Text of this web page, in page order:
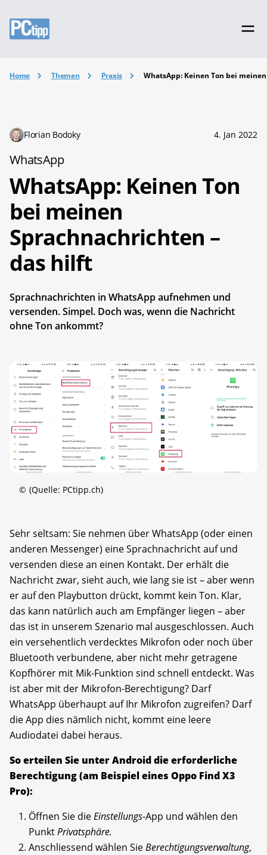
Home Themen Praxis WhatsApp: Keinen Ton bei
Florian Bodoky 4. Jan 2022
WhatsApp
WhatsApp: Keinen Ton
bei meinen
Sprachnachrichten –
das hilft
Sprachnachrichten in WhatsApp aufnehmen und
versenden. Simpel. Doch was, wenn die Nachricht
ohne Ton ankommt?
© (Quelle: PCtipp.ch)
Sehr seltsam: Sie nehmen über WhatsApp (oder einen
anderen Messenger) eine Sprachnachricht auf und
versenden diese an einen Kontakt. Der erhält die
Nachricht zwar, sieht auch, wie lang sie ist – aber wenn
er auf den Playbutton drückt, kommt kein Ton. Klar,
das kann natürlich auch am Empfänger liegen – aber
das ist in unserem Szenario mal ausgeschlossen. Auch
ein versehentlich verdecktes Mikrofon oder noch über
Bluetooth verbundene, aber nicht mehr getragene
Kopfhörer mit Mik-Funktion sind schnell entdeckt. Was
ist aber mit der Mikrofon-Berechtigung? Darf
WhatsApp überhaupt auf Ihr Mikrofon zugreifen? Darf
die App dies nämlich nicht, kommt eine leere
Audiodatei dabei heraus.
So erteilen Sie unter Android die erforderliche
Berechtigung (am Beispiel eines Oppo Find X3
Pro):
Öffnen Sie dieEinstellungs-App und wählen den
PunktPrivatsphäre.
Anschliessend wählen SieBerechtigungsverwaltung,